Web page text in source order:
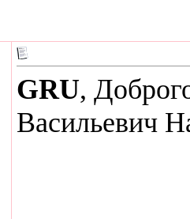
GRU,
Васильевич